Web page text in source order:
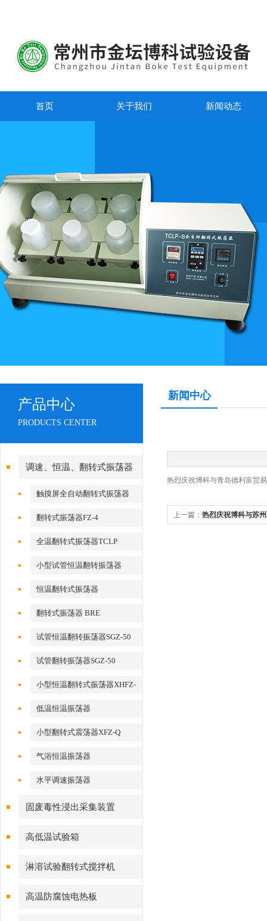
首页 关于我们 新闻动态
产品中心
PRODUCTS CENTER
调速、恒温、翻转式振荡器
触摸屏全自动翻转式振荡器
翻转式振荡器FZ-4
全温翻转式振荡器TCLP
小型试管恒温翻转振荡器
恒温翻转式振荡器
翻转式振荡器 BRE
试管恒温翻转振荡器SGZ-50
试管翻转振荡器SGZ-50
小型恒温翻转式振荡器XHFZ-
低温恒温振荡器
小型翻转式震荡器XFZ-Q
气浴恒温振荡器
水平调速振荡器
固废毒性浸出采集装置
高低温试验箱
淋溶试验翻转式搅拌机
高温防腐蚀电热板
新闻中心
热烈庆祝博科与青岛德利富贸
上一篇： 热烈庆祝博科与苏